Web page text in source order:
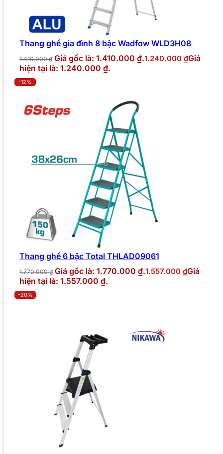
Thang ghế gia đình 8 bậc Wadfow WLD3H08
1.410.000₫ Giá gốc là: 1.410.000 ₫.1.240.000 ₫Giá
hiện tại là: 1.240.000 ₫.
-12%
Thang ghế 6 bậc Total THLAD09061
1.770.000₫ Giá gốc là: 1.770.000 ₫.1.557.000 ₫Giá
hiện tại là: 1.557.000 ₫.
-20%